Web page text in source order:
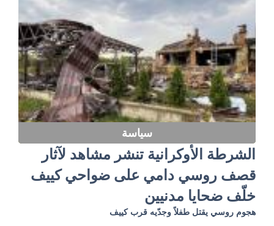
سياسة
الشرطة الأوكرانية تنشر مشاهد لآثار
قصف روسي دامي على ضواحي كييف
خلّف ضحايا مدنيين
هجوم روسي يقتل طفلاً وجدّيه قرب كييف